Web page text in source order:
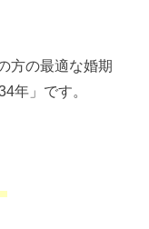
方の最適な婚期
年」です。